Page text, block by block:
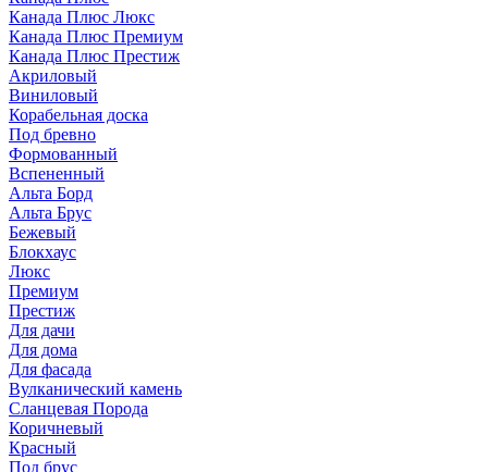
Канада Плюс Люкс
Канада Плюс Премиум
Канада Плюс Престиж
Акриловый
Виниловый
Корабельная доска
Под бревно
Формованный
Вспененный
Альта Борд
Альта Брус
Бежевый
Блокхаус
Люкс
Премиум
Престиж
Для дачи
Для дома
Для фасада
Вулканический камень
Сланцевая Порода
Коричневый
Красный
Под брус